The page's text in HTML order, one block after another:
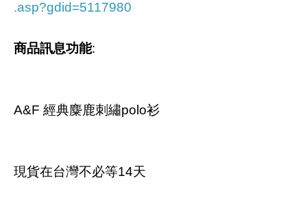
.asp?gdid=5117980
商品訊息功能:
A&F 經典麋鹿刺繡polo衫
現貨在台灣不必等14天